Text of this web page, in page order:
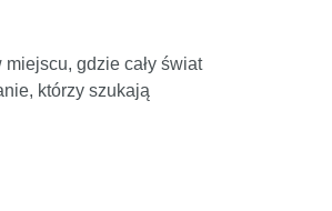
gdzie cały świat
którzy szukają